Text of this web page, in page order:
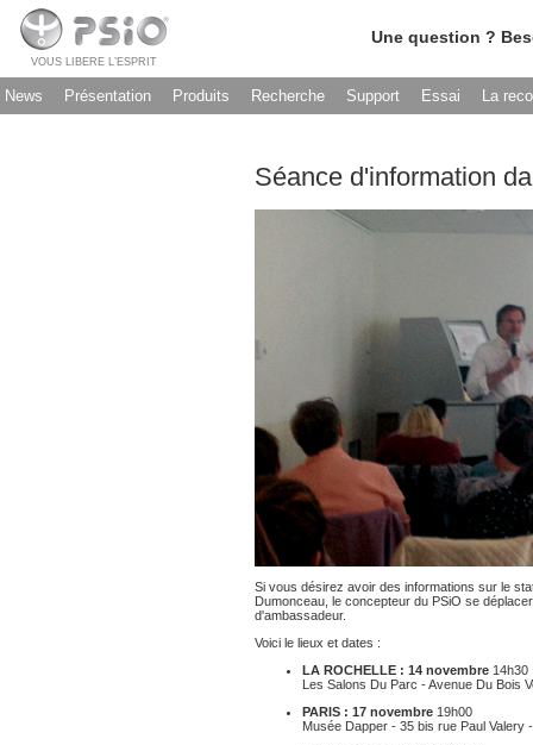
VOUS LIBERE L’ESPRIT
Une question ?
News Présentation Produits Recherche Support Essai La
Séance d'information
Si vous désirez avoir des informations sur le
Dumonceau, le concepteur du PSiO se
d'ambassadeur.
Voici le lieux et dates :
LA ROCHELLE : 14 novembre 14h30
Les Salons Du Parc - Avenue Du Bois
PARIS : 17 novembre 19h00
Musée Dapper - 35 bis rue Paul Valery